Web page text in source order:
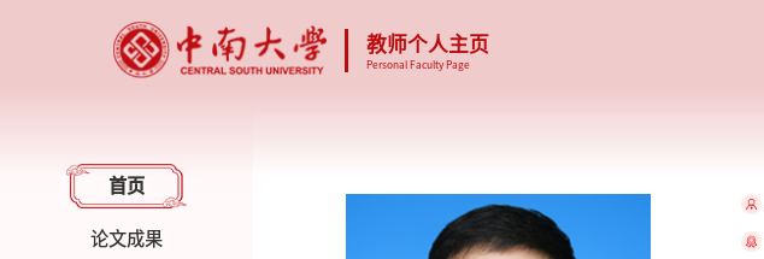
教师个人主页
Personal Faculty Page
首页
论文成果